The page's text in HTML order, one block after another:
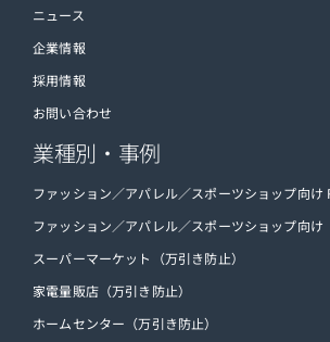
採用情報
お問い合わせ
業種別・事例
ファッション／アパレル／スポーツショップ向け
ファッション／アパレル／スポーツショップ向け
スーパーマーケット（万引き防止）
家電量販店（万引き防止）
ホームセンター（万引き防止）
ドラッグストア（万引き防止）
ディスカウントストア（万引き防止）